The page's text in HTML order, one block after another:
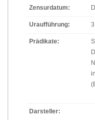
Zensurdatum:
Uraufführung:
Prädikate:
Darsteller: